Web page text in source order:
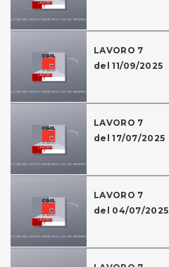
LAVORO 7
del 11/09/2025
LAVORO 7
del 17/07/2025
LAVORO 7
del 04/07/2025